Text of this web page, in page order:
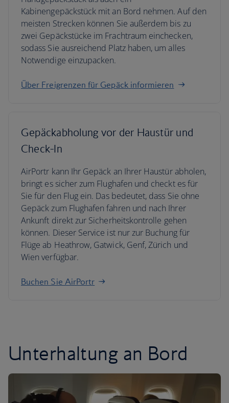
Kabinengepäckstück mit an Bord nehmen. Auf den
meisten Strecken können Sie außerdem bis zu
zwei Gepäckstücke im Frachtraum einchecken,
sodass Sie ausreichend Platz haben, um alles
Notwendige einzupacken.
Über Freigrenzen für Gepäck informieren
Gepäckabholung vor der Haustür und
Check-In
AirPortr kann Ihr Gepäck an Ihrer Haustür abholen,
bringt es sicher zum Flughafen und checkt es für
Sie für den Flug ein. Das bedeutet, dass Sie ohne
Gepäck zum Flughafen fahren und nach Ihrer
Ankunft direkt zur Sicherheitskontrolle gehen
können. Dieser Service ist nur zur Buchung für
Flüge ab Heathrow, Gatwick, Genf, Zürich und
Wien verfügbar.
Buchen Sie AirPortr
Unterhaltung an Bord